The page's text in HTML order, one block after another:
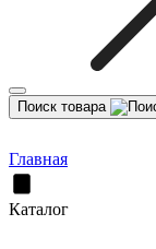
Поиск товара
Главная
Каталог